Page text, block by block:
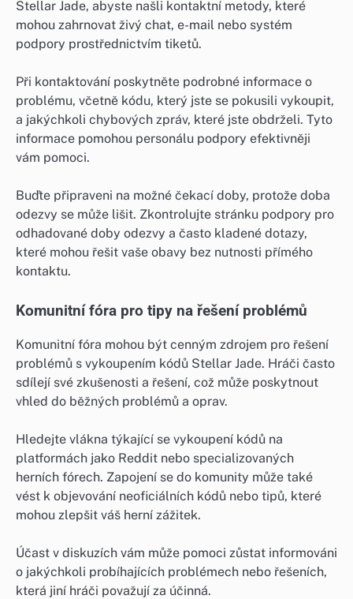
Stellar Jade, abyste našli kontaktní metody, které
mohou zahrnovat živý chat, e-mail nebo systém
podpory prostřednictvím tiketů.
Při kontaktování poskytněte podrobné informace o
problému, včetně kódu, který jste se pokusili vykoupit,
a jakýchkoli chybových zpráv, které jste obdrželi. Tyto
informace pomohou personálu podpory efektivněji
vám pomoci.
Buďte připraveni na možné čekací doby, protože doba
odezvy se může lišit. Zkontrolujte stránku podpory pro
odhadované doby odezvy a často kladené dotazy,
které mohou řešit vaše obavy bez nutnosti přímého
kontaktu.
Komunitní fóra pro tipy na řešení problémů
Komunitní fóra mohou být cenným zdrojem pro řešení
problémů s vykoupením kódů Stellar Jade. Hráči často
sdílejí své zkušenosti a řešení, což může poskytnout
vhled do běžných problémů a oprav.
Hledejte vlákna týkající se vykoupení kódů na
platformách jako Reddit nebo specializovaných
herních fórech. Zapojení se do komunity může také
vést k objevování neoficiálních kódů nebo tipů, které
mohou zlepšit váš herní zážitek.
Účast v diskuzích vám může pomoci zůstat informováni
o jakýchkoli probíhajících problémech nebo řešeních,
která jiní hráči považují za účinná.